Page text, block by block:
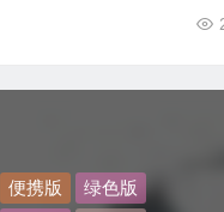
便携版
绿色版